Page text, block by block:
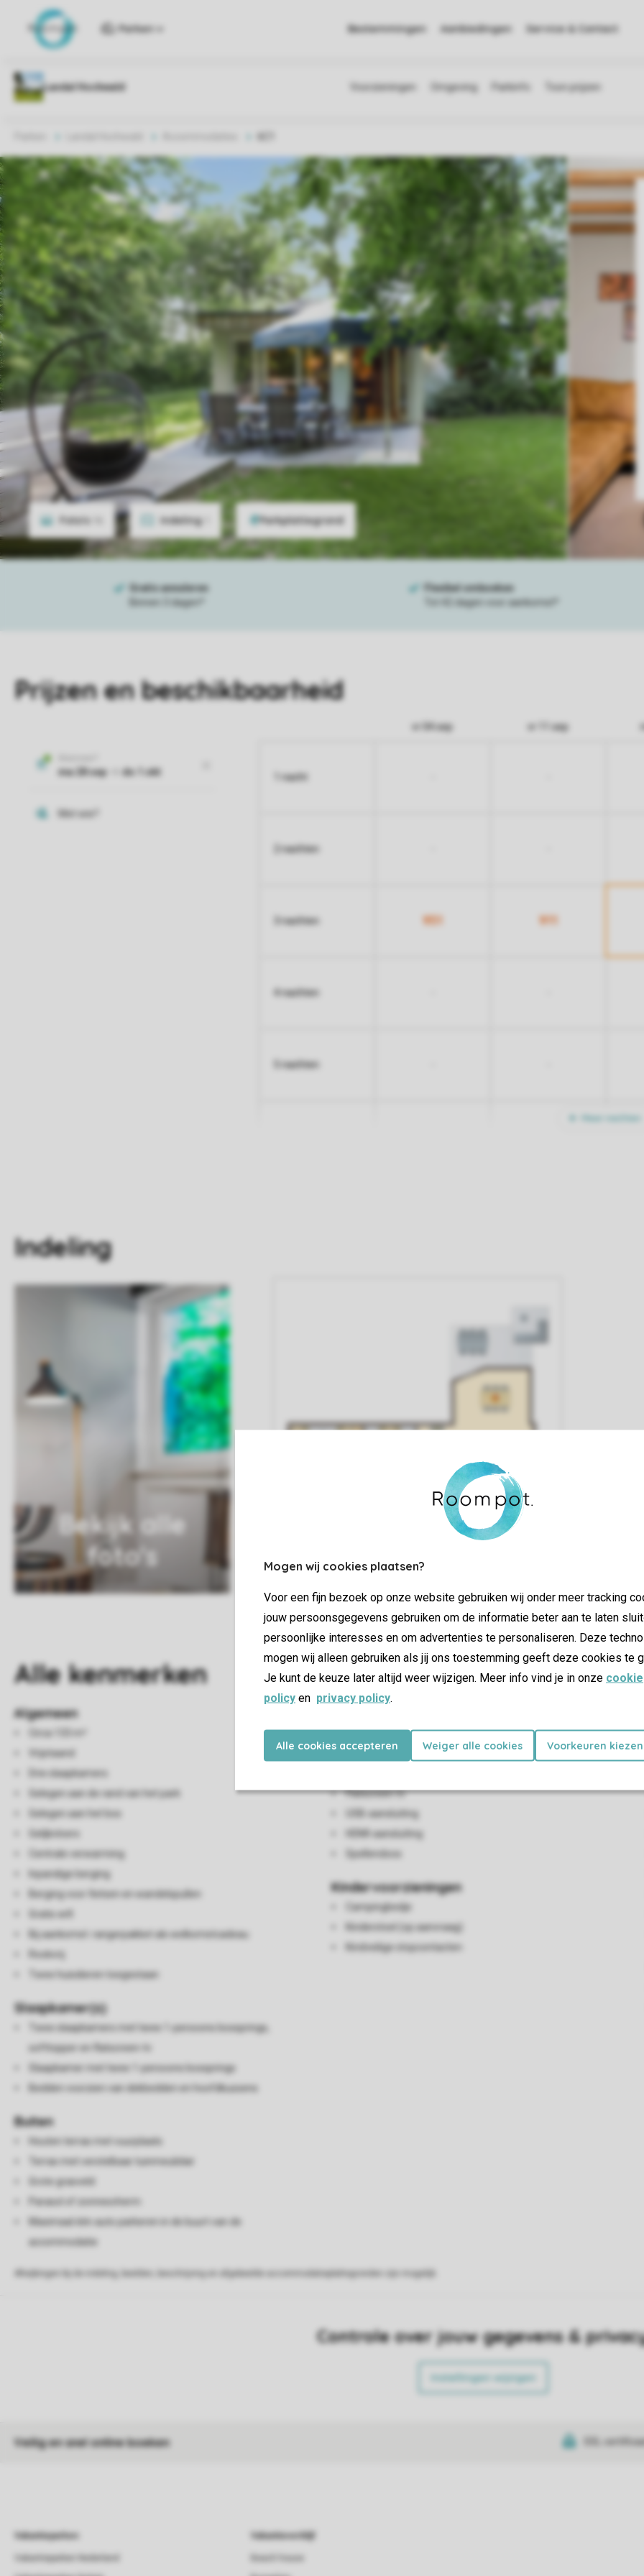
Mogen wij cookies plaatsen?
Voor een fijn bezoek op onze website gebruiken wij onder meer tracking
jouw persoonsgegevens gebruiken om de informatie beter aan te laten
persoonlijke interesses en om advertenties te personaliseren. Deze
mogen wij alleen gebruiken als jij ons toestemming geeft deze cookies te
Je kunt de keuze later altijd weer wijzigen. Meer info vind je in onze cookie
policy en privacy policy.
Alle cookies accepteren Weiger alle cookies Voorkeuren kiezen
Parken Bestemmingen Aanbiedingen Service & Contact
Foto's Indeling
Prijzen en beschikbaarheid
vr 04 sep vr 11 sep
1 nacht
2 nachten
3 nachten 951 911
4 nachten
5 nachten
Indeling
Bekijk alle
foto's
Allekenmerken
Algemeen
Circa 133 m²
Vrijstaand
Drie slaapkamers
Gelegen aan de rand van het park
Gelegen aan het bos
Gelijkvloers
Centrale verwarming
Inpandige berging
Berging voor fietsen en wandelspullen
Gratis wifi
Bij aankomst: rangerpakket als welkomstcadeau
Rookvrij
Twee huisdieren toegestaan
Slaapkamer(s)
Twee slaapkamers met twee 1-persoons boxsprings,
softtopper en flatscreen-tv
Slaapkamer met twee 1-persoons boxsprings
Bedden voorzien van dekbedden en hoofdkussens
Buiten
Houten terras met vuurplaats
Terras met verstelbaar tuinmeubilair
Grote grasveld
Parasol of zonnescherm
Maximaal één auto parkeren in de buurt van de
accommodatie
Zithoek
Eethoek
Flatscreen-tv
USB-aansluiting
HDMI-aansluiting
Spellendoos
Kindervoorzieningen
Campingbedje
Kinderstoel (op aanvraag)
Kindveilige stopcontacten
Controle over jouw gegevens &
Instellingen wijzigen
Veilig en snel online boeken SSL certificaat
Vakantieparken Vakantieverblijf